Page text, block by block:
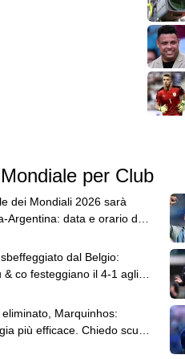
per Club
dei Mondiali 2026 sarà
Argentina: data e orario del
dal Belgio:
& co festeggiano il 4-1 agli
eliminato, Marquinhos:
più efficace. Chiedo scusa